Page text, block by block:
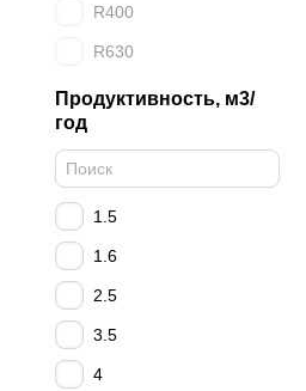
R400
R630
Продуктивность, м3/
год
1.5
1.6
2.5
3.5
4